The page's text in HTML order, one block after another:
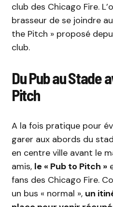
club des Chicago Fire.
brasseur de se joindre
the Pitch » proposé
club.
Du Pub au Stade
Pitch
A la fois pratique pour
garer aux abords du
en centre ville avant le
amis, le « Pub to Pitch »
fans des Chicago Fire.
un bus « normal », un